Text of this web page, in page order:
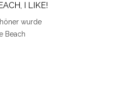
I LIKE!
wurde
Beach